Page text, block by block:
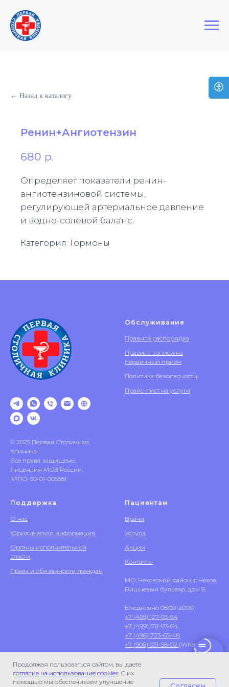
Первая Столичная Клиника
Продолжая пользоваться сайтом, вы даете
согласие на использование cookies. С их
помощью мы обеспечиваем улучшение
← Назад к каталогу
Ренин+Ангиотензин
680 р.
Определяет показатели ренин-
ангиотензиновой системы,
регулирующей артериальное давление
и водно-солевой баланс.
Категория: Гормоны
© 2025 Первая Столичная
Клиника
Все права защищены.
Лицензия МОЗ России:
№ЛО-50-01-005581
Обслуживание
Правила распорядка
Правила записи на
первичный прием
Политика безопасности
Прайс-лист на услуги
Поддержка
О нас
Юридическая информация
Органы исполнительной
власти
Права и обязанности граждан
Пациентам
Врачи
Услуги
Акции
Контакты
МО, Чеховский район, г. Чехов,
Вишневый бульвар, дом 8
Ежедневно 08:00-20:00
+7 (495) 127-03-64
+7 (499) 551-03-64
+7 (496) 723-65-48
+7 (906) 031-58-02 (WhatsApp)